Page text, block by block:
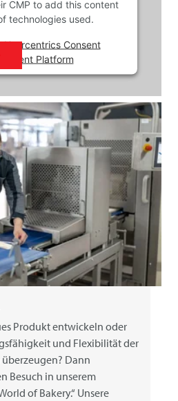
CMP to add this content
technologies used.
Usercentrics Consent
Platform
Produkt entwickeln oder
und Flexibilität der
überzeugen? Dann
Besuch in unserem
of Bakery.“ Unsere